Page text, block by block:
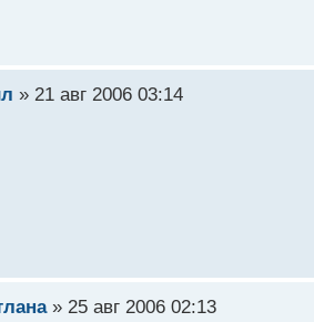
» 21 авг 2006 03:14
» 25 авг 2006 02:13